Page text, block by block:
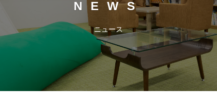
NEWS
ニュース